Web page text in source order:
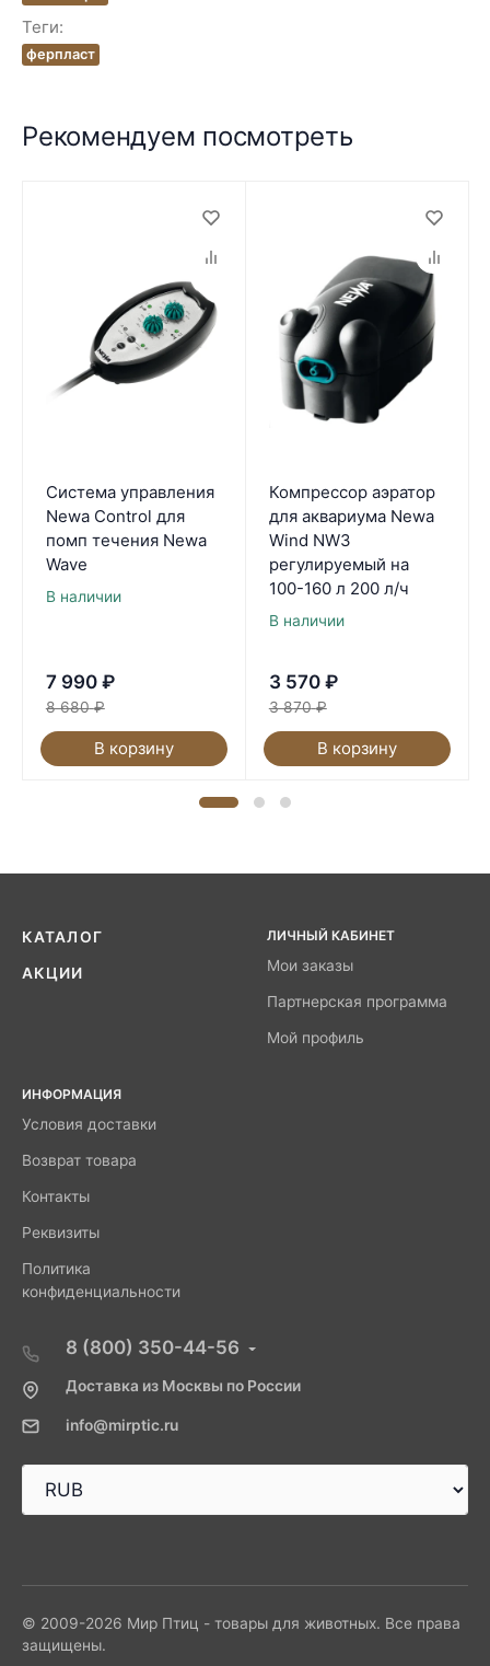
Теги:
ферпласт
Рекомендуем посмотреть
Система управления
Newa Control для
помп течения Newa
Wave
В наличии
7 990 ₽
8 680 ₽
В корзину
Компрессор аэратор
для аквариума Newa
Wind NW3
регулируемый на
100-160 л 200 л/ч
В наличии
3 570 ₽
3 870 ₽
В корзину
КАТАЛОГ
АКЦИИ
ЛИЧНЫЙ КАБИНЕТ
Мои заказы
Партнерская программа
Мой профиль
ИНФОРМАЦИЯ
Условия доставки
Возврат товара
Контакты
Реквизиты
Политика
конфиденциальности
8 (800) 350-44-56
Доставка из Москвы по России
info@mirptic.ru
© 2009-2026 Мир Птиц - товары для животных. Все права
защищены.